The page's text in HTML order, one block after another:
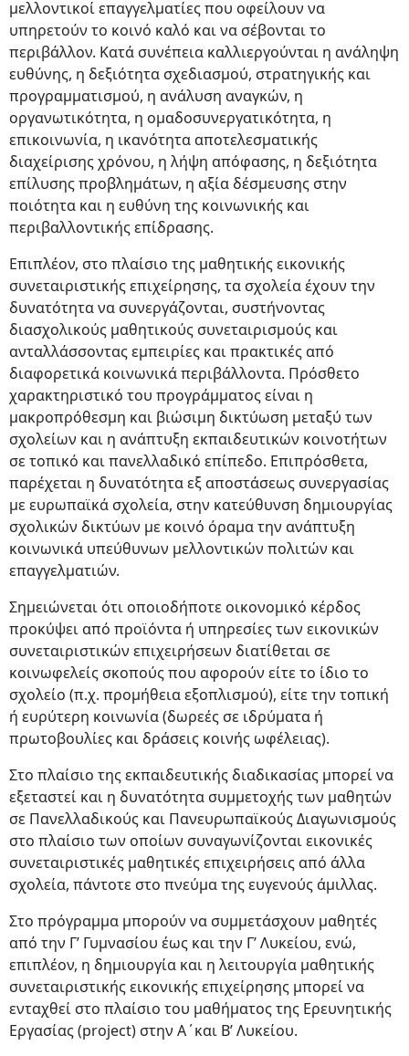
μελλοντικοί επαγγελματίες που οφείλουν να
υπηρετούν το κοινό καλό και να σέβονται το
περιβάλλον. Κατά συνέπεια καλλιεργούνται η ανάληψη
ευθύνης, η δεξιότητα σχεδιασμού, στρατηγικής και
προγραμματισμού, η ανάλυση αναγκών, η
οργανωτικότητα, η ομαδοσυνεργατικότητα, η
επικοινωνία, η ικανότητα αποτελεσματικής
διαχείρισης χρόνου, η λήψη απόφασης, η δεξιότητα
επίλυσης προβλημάτων, η αξία δέσμευσης στην
ποιότητα και η ευθύνη της κοινωνικής και
περιβαλλοντικής επίδρασης.
Επιπλέον, στο πλαίσιο της μαθητικής εικονικής
συνεταιριστικής επιχείρησης, τα σχολεία έχουν την
δυνατότητα να συνεργάζονται, συστήνοντας
διασχολικούς μαθητικούς συνεταιρισμούς και
ανταλλάσσοντας εμπειρίες και πρακτικές από
διαφορετικά κοινωνικά περιβάλλοντα. Πρόσθετο
χαρακτηριστικό του προγράμματος είναι η
μακροπρόθεσμη και βιώσιμη δικτύωση μεταξύ των
σχολείων και η ανάπτυξη εκπαιδευτικών κοινοτήτων
σε τοπικό και πανελλαδικό επίπεδο. Επιπρόσθετα,
παρέχεται η δυνατότητα εξ αποστάσεως συνεργασίας
με ευρωπαϊκά σχολεία, στην κατεύθυνση δημιουργίας
σχολικών δικτύων με κοινό όραμα την ανάπτυξη
κοινωνικά υπεύθυνων μελλοντικών πολιτών και
επαγγελματιών.
Σημειώνεται ότι οποιοδήποτε οικονομικό κέρδος
προκύψει από προϊόντα ή υπηρεσίες των εικονικών
συνεταιριστικών επιχειρήσεων διατίθεται σε
κοινωφελείς σκοπούς που αφορούν είτε το ίδιο το
σχολείο (π.χ. προμήθεια εξοπλισμού), είτε την τοπική
ή ευρύτερη κοινωνία (δωρεές σε ιδρύματα ή
πρωτοβουλίες και δράσεις κοινής ωφέλειας).
Στο πλαίσιο της εκπαιδευτικής διαδικασίας μπορεί να
εξεταστεί και η δυνατότητα συμμετοχής των μαθητών
σε Πανελλαδικούς και Πανευρωπαϊκούς Διαγωνισμούς
στο πλαίσιο των οποίων συναγωνίζονται εικονικές
συνεταιριστικές μαθητικές επιχειρήσεις από άλλα
σχολεία, πάντοτε στο πνεύμα της ευγενούς άμιλλας.
Στο πρόγραμμα μπορούν να συμμετάσχουν μαθητές
από την Γ’ Γυμνασίου έως και την Γ’ Λυκείου, ενώ,
επιπλέον, η δημιουργία και η λειτουργία μαθητικής
συνεταιριστικής εικονικής επιχείρησης μπορεί να
ενταχθεί στο πλαίσιο του μαθήματoς της Ερευνητικής
Εργασίας (project) στην Α΄και Β’ Λυκείου.